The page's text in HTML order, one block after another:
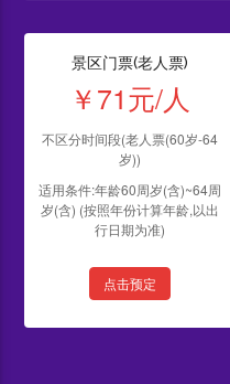
景区门票(老人票)
￥71元/人
不区分时间段(老人票(60岁-64
岁))
适用条件:年龄60周岁(含)~64周
岁(含) (按照年份计算年龄,以出
行日期为准)
点击预定